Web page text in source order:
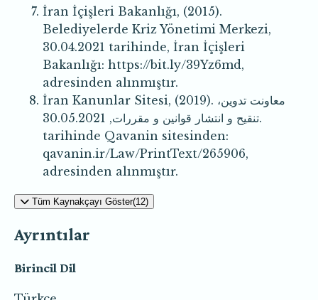
İran İçişleri Bakanlığı, (2015).
Belediyelerde Kriz Yönetimi Merkezi,
30.04.2021 tarihinde, İran İçişleri
Bakanlığı: https://bit.ly/39Yz6md,
adresinden alınmıştır.
İran Kanunlar Sitesi, (2019). معاونت تدوین،
تنقیح و انتشار قوانین و مقررات, 30.05.2021.
tarihinde Qavanin sitesinden:
qavanin.ir/Law/PrintText/265906,
adresinden alınmıştır.
Tüm Kaynakçayı Göster(12)
Ayrıntılar
Birincil Dil